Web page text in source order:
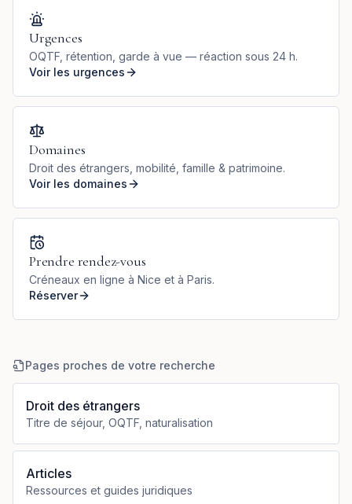
Urgences
OQTF, rétention, garde à vue — réaction sous 24 h.
Voir les urgences
Domaines
Droit des étrangers, mobilité, famille & patrimoine.
Voir les domaines
Prendre rendez-vous
Créneaux en ligne à Nice et à Paris.
Réserver
Pages proches de votre recherche
Droit des étrangers
Titre de séjour, OQTF, naturalisation
Articles
Ressources et guides juridiques